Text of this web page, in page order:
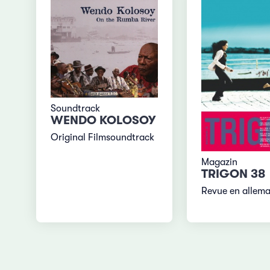
Soundtrack
WENDO KOLOSOY
Original Filmsoundtrack
Magazin
TRIGON 38
Revue en